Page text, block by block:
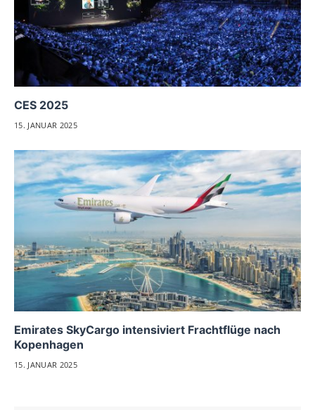
CES 2025
15. JANUAR 2025
Emirates SkyCargo intensiviert Frachtflüge nach
Kopenhagen
15. JANUAR 2025